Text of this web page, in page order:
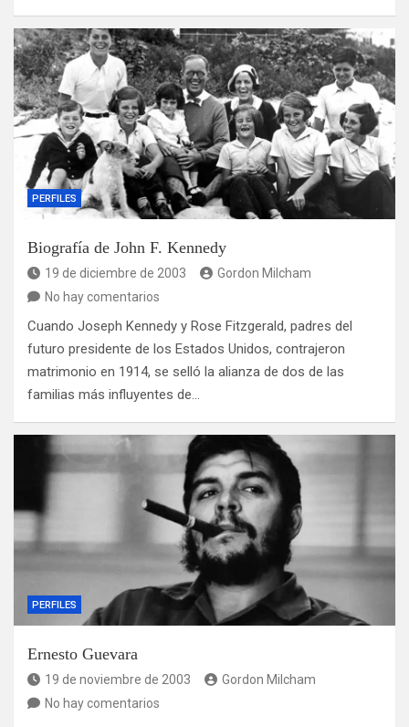
PERFILES
Biografía de John F. Kennedy
19 de diciembre de 2003
Gordon Milcham
No hay comentarios
Cuando Joseph Kennedy y Rose Fitzgerald, padres del
futuro presidente de los Estados Unidos, contrajeron
matrimonio en 1914, se selló la alianza de dos de las
familias más influyentes de…
PERFILES
Ernesto Guevara
19 de noviembre de 2003
Gordon Milcham
No hay comentarios